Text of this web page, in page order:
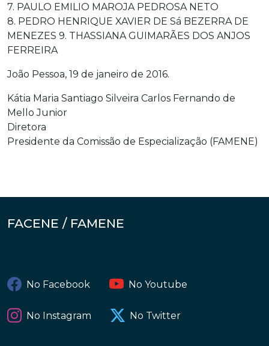
7. PAULO EMILIO MAROJA PEDROSA NETO
8. PEDRO HENRIQUE XAVIER DE Sá BEZERRA DE
MENEZES 9. THASSIANA GUIMARÃES DOS ANJOS
FERREIRA
João Pessoa, 19 de janeiro de 2016.
Kátia Maria Santiago Silveira Carlos Fernando de
Mello Junior
Diretora
Presidente da Comissão de Especialização (FAMENE)
FACENE / FAMENE
No Facebook No Youtube
No Instagram No Twitter